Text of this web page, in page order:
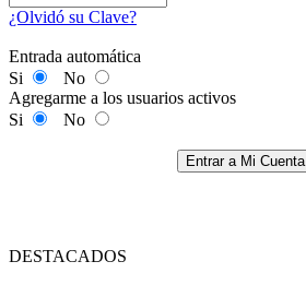
¿Olvidó su Clave?
Entrada automática
Si
No
Agregarme a los usuarios activos
Si
No
Entrar a Mi Cuenta
DESTACADOS